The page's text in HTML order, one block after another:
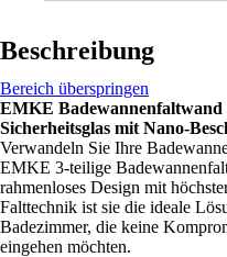
Beschreibung
Bereich überspringen
EMKE Badewannenfaltwand
Sicherheitsglas mit Nano-
Verwandeln Sie Ihre
EMKE 3-teilige
rahmenloses Design mit
Falttechnik ist sie die ideale
Badezimmer, die keine
eingehen möchten.